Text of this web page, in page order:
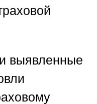
выявленные